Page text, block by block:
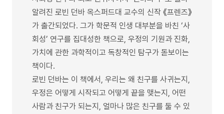
알려진 로빈 던바 옥스퍼드대 교수의 신작 《프렌즈》
가 출간되었다. 그가 학문적 인생 대부분을 바친 ‘사
회성’ 연구를 집대성한 책으로, 우정의 기원과 진화,
가치에 관한 과학적이고 독창적인 탐구가 돋보이는
책이다.
로빈 던바는 이 책에서, 우리는 왜 친구를 사귀는지,
우정은 어떻게 시작되고 어떻게 끝을 맺는지, 어떤
사람과 친구가 되는지, 얼마나 많은 친구를 둘 수 있